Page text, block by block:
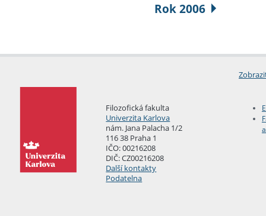
Rok 2006
Filozofická fakulta
Univerzita Karlova
nám. Jana Palacha 1/2
116 38 Praha 1
IČO: 00216208
DIČ: CZ00216208
Další kontakty
Podatelna